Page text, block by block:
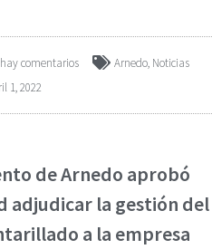
comentarios Arnedo, Noticias
1, 2022
de Arnedo aprobó
adjudicar la gestión del
a la empresa